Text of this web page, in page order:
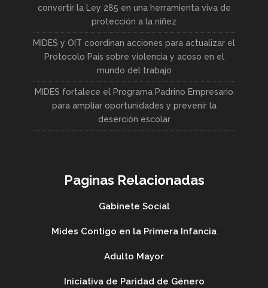
convertir la Ley 285 en una herramienta viva de
protección a la niñez
MIDES y OIT coordinan acciones para actualizar el
Protocolo País sobre violencia y acoso en el
mundo del trabajo
MIDES fortalece el Programa Padrino Empresario
para ampliar oportunidades y prevenir la
deserción escolar
Paginas Relacionadas
Gabinete Social
Mides Contigo en la Primera Infancia
Adulto Mayor
Iniciativa de Paridad de Género